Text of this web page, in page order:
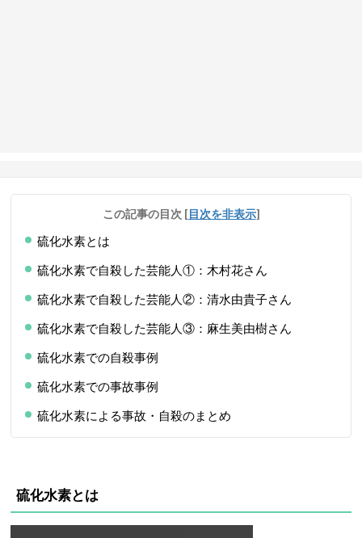
この記事の目次 [目次を非表示]
硫化水素とは
硫化水素で自殺した芸能人①：木村花さん
硫化水素で自殺した芸能人②：清水由貴子さん
硫化水素で自殺した芸能人③：麻生美由樹さん
硫化水素での自殺事例
硫化水素での事故事例
硫化水素による事故・自殺のまとめ
硫化水素とは